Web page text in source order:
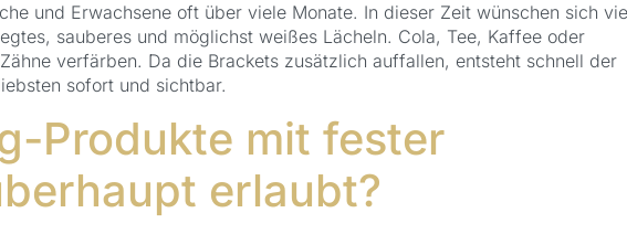
und Erwachsene oft über viele Monate. In dieser Zeit wünschen sich
sauberes und möglichst weißes Lächeln. Cola, Tee, Kaffee oder
verfärben. Da die Brackets zusätzlich auffallen, entsteht schnell der
sofort und sichtbar.
Produkte mit fester
erlaubt?